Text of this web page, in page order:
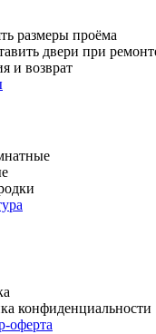
размеры проёма
двери при
и возврат
конфиденциальности
оферта